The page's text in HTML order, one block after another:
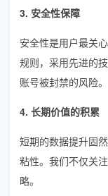
3. 安全性保障
安全性是用户最关
规则，采用先进的
账号被封禁的风险。
4. 长期价值的积累
短期的数据提升固
粘性。我们不仅关
略。